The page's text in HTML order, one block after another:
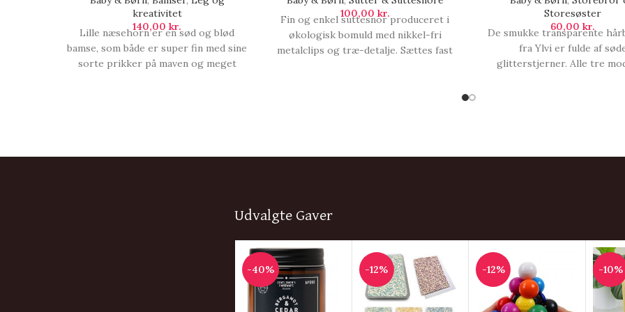
kreativitet
140,00 kr.
Lille næsehorn er en sød og blød
bamse, som både er super fin med sine
sorte prikker på maven og meget
100,00 kr.
Fin og enkel suttesnor produceret i
økologisk bomuld med nikkel-fri
metalclips og træ-detalje. Sættes fast
Storesøster
60,00 kr.
De smukke transparente
fra Ylvi er fulde af
glitterstjerner. Alle tre
1 stk.
Udvalgte Gaver
-40% -12% -12% -10%